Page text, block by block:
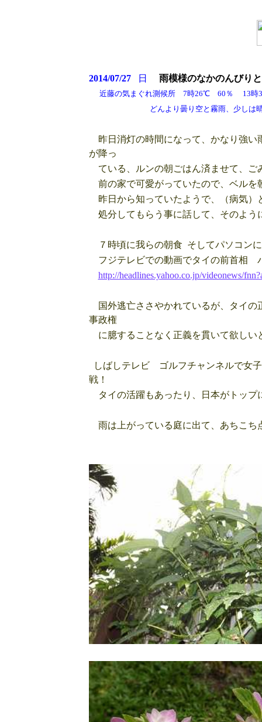
2014/07/27日 雨模様のなかのんびり
近藤の気まぐれ測候所 7時26℃ 60％
どんより曇り空と霧雨、少しは晴れる
昨日消灯の時間になって、かなり強い
が降っ
ている、ルンの朝ごはん済ませて、ご
前の家で可愛がっていたので、ベルを
昨日から知っていたようで、（病気）
処分してもらう事に話して、そのよう
７時頃に我らの朝食 そしてパソコン
フジテレビでの動画でタイの前首相
http://headlines.yahoo.co.jp/videonews/
国外逃亡ささやかれているが、タイの
事政権
に臆することなく正義を貫いて欲し
しばしテレビ ゴルフチャンネルで女
戦！
タイの活躍もあったり、日本がトップ
雨は上がっている庭に出て、あちこち